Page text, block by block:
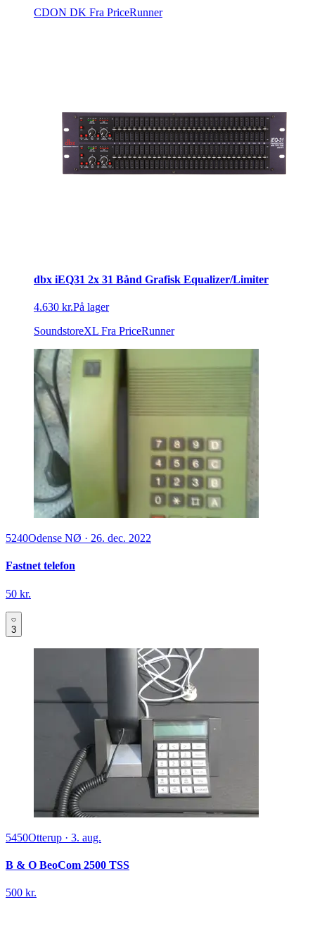
CDON DK Fra PriceRunner
dbx iEQ31 2x 31 Bånd Grafisk Equalizer/Limiter
4.630 kr.På lager
SoundstoreXL Fra PriceRunner
5240Odense NØ · 26. dec. 2022
Fastnet telefon
50 kr.
3
5450Otterup · 3. aug.
B & O BeoCom 2500 TSS
500 kr.